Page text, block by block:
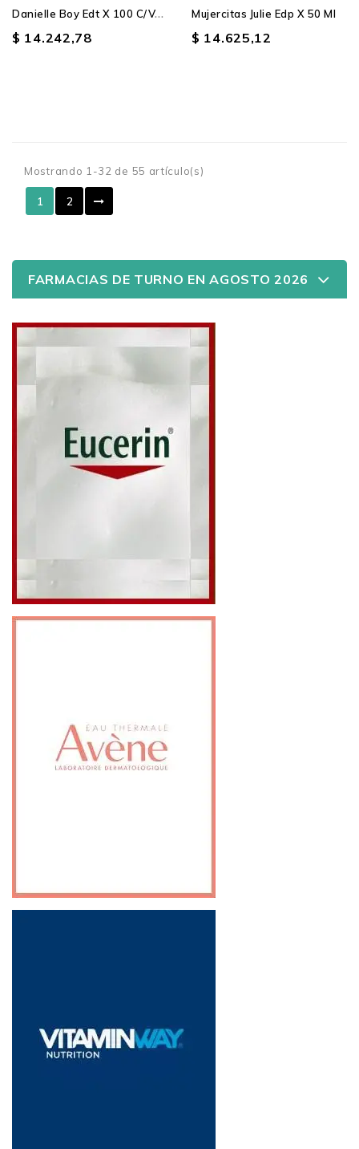
D
Anielle Boy Edt X 100 C/vap
$ 14.242,78
Mujercitas Julie Edp X 50 Ml
$ 14.625,12
Mostrando 1-32 de 55 artículo(s)
1 2
FARMACIAS DE TURNO EN AGOSTO 2026